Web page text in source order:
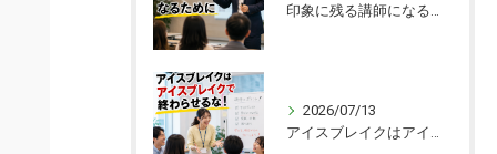
印象に残る講師になるために
2026/07/13
アイスブレイクはアイスブレイクで終わらせるな！